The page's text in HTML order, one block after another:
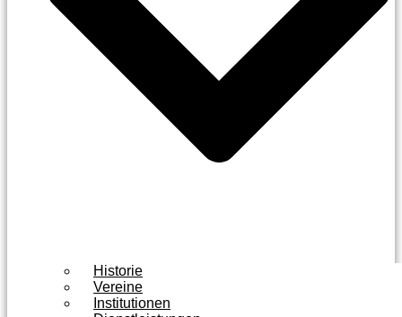
Historie
Vereine
Institutionen